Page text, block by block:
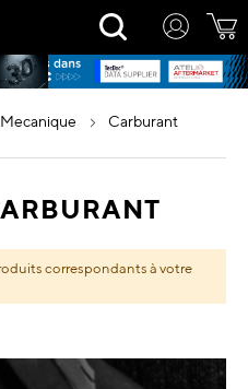
Rechercher
mecanique carburant
correspondants à votre